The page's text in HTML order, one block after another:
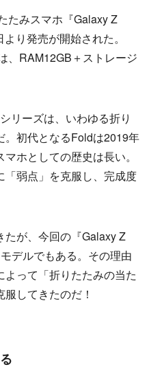
たみスマホ『Galaxy Z
り発売が開始された。
、RAM12GB＋ストレージ
リーズは、いわゆる折り
。初代となるFoldは2019年
ホとしての歴史は長い。
「弱点」を克服し、完成度
が、今回の『Galaxy Z
デルでもある。その理由
って「折りたたみの当た
してきたのだ！